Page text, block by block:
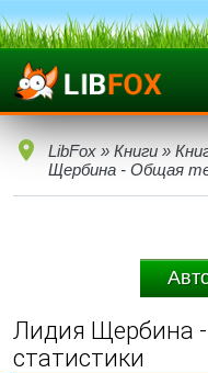
LibFox » Книги »
Щербина - Общая
Лидия Щербина
статистики